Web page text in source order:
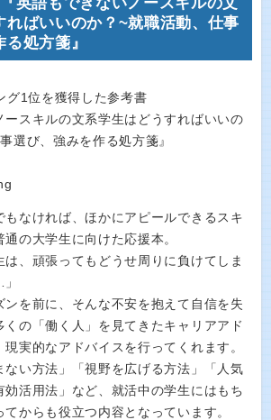
ればいいのか？~就職活動、仕事
処方箋』
グ1位を獲得した参考書
ースキルの文系学生はどうすればいいの
選び、強みを作る処方箋』
もなければ、ほかにアピールできるスキ
の大学生に向けた応援本。
は、頑張ってもどうせ周りに負けてしま
ンを前に、そんな不安を抱えて自信を失
くの「働く人」を見てきたキャリアアド
実的なアドバイスを行ってくれます。
ない方法」「視野を広げる方法」「人気
効活用法」など、就活中の学生にはもち
からも役立つ内容となっています。